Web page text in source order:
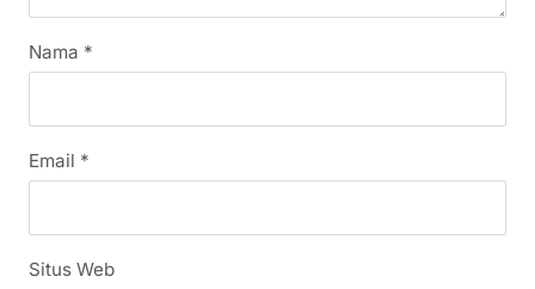
Nama *
Email *
Situs Web